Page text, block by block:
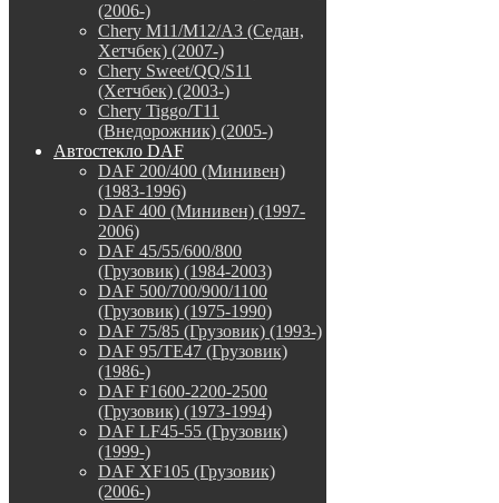
(2006-)
Chery M11/M12/A3 (Седан,
Хетчбек) (2007-)
Chery Sweet/QQ/S11
(Хетчбек) (2003-)
Chery Tiggo/T11
(Внедорожник) (2005-)
Автостекло DAF
DAF 200/400 (Минивен)
(1983-1996)
DAF 400 (Минивен) (1997-
2006)
DAF 45/55/600/800
(Грузовик) (1984-2003)
DAF 500/700/900/1100
(Грузовик) (1975-1990)
DAF 75/85 (Грузовик) (1993-)
DAF 95/TE47 (Грузовик)
(1986-)
DAF F1600-2200-2500
(Грузовик) (1973-1994)
DAF LF45-55 (Грузовик)
(1999-)
DAF XF105 (Грузовик)
(2006-)